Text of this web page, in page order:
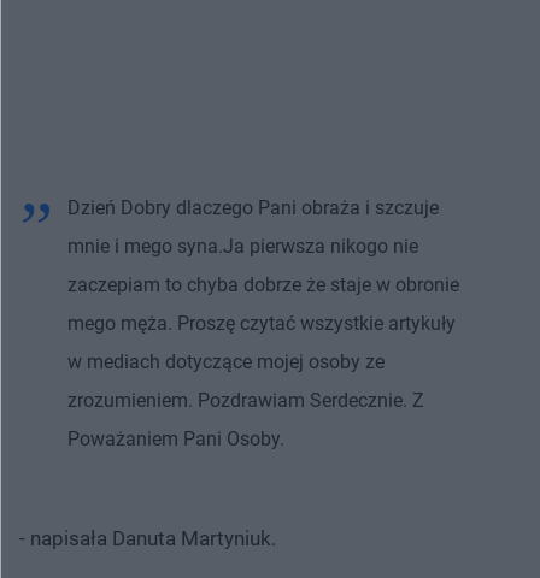
Dzień Dobry dlaczego Pani obraża i szczuje
mnie i mego syna.Ja pierwsza nikogo nie
zaczepiam to chyba dobrze że staje w obronie
mego męża. Proszę czytać wszystkie artykuły
w mediach dotyczące mojej osoby ze
zrozumieniem. Pozdrawiam Serdecznie. Z
Poważaniem Pani Osoby.
- napisała Danuta Martyniuk.